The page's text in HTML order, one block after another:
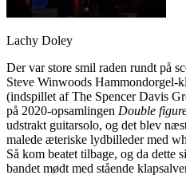
Lachy Doley
Der var store smil raden rundt på
Steve Winwoods Hammondorgel-
(indspillet af The Spencer Davis
på 2020-opsamlingen Double
udstrakt guitarsolo, og det blev
malede æteriske lydbilleder med
Så kom beatet tilbage, og da dette
bandet mødt med stående